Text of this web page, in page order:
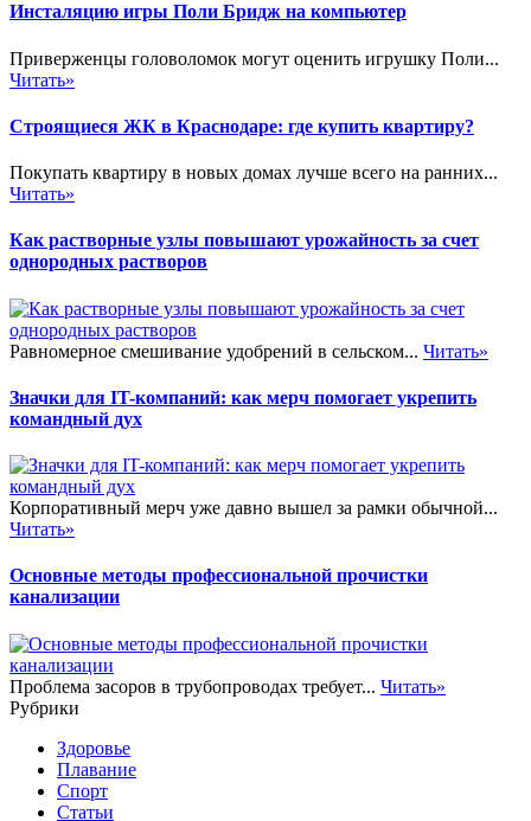
Инсталяцию игры Поли Бридж на компьютер
Приверженцы головоломок могут оценить игрушку Поли...
Читать»
Строящиеся ЖК в Краснодаре: где купить квартиру?
Покупать квартиру в новых домах лучше всего на ранних...
Читать»
Как растворные узлы повышают урожайность за счет
однородных растворов
Равномерное смешивание удобрений в сельском... Читать»
Значки для IT-компаний: как мерч помогает укрепить
командный дух
Корпоративный мерч уже давно вышел за рамки обычной...
Читать»
Основные методы профессиональной прочистки
канализации
Проблема засоров в трубопроводах требует... Читать»
Рубрики
Здоровье
Плавание
Спорт
Статьи